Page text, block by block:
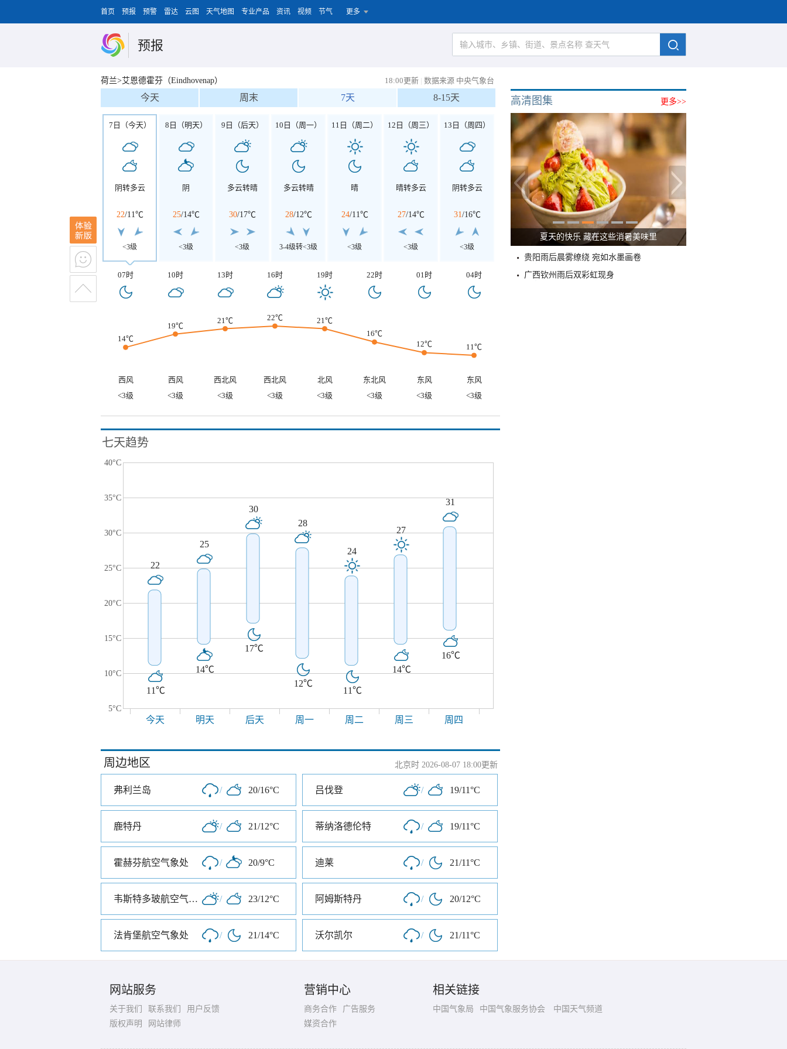
首页 预报 预警 雷达 云图 天气地图 专业产品 资讯 视频 节气 更多
预报
荷兰>艾恩德霍芬（Eindhovenap） 18:00更新 | 数据来源 中央气象台
今天 周末 7天 8-15天
7日（今天）
阴转多云
22/11℃
<3级
8日（明天）
阴
25/14℃
<3级
9日（后天）
多云转晴
30/17℃
<3级
10日（周一）
多云转晴
28/12℃
3-4级转<3级
11日（周二）
晴
24/11℃
<3级
12日（周三）
晴转多云
27/14℃
<3级
13日（周四）
阴转多云
31/16℃
<3级
07时 10时 13时 16时 19时 22时 01时 04时
14℃
19℃
21℃ 22℃
21℃
16℃
12℃
11℃
西风 西风 西北风 西北风 北风 东北风 东风
东风
<3级
<3级 <3级 <3级 <3级 <3级 <3级 <3级
七天趋势
40°C
35°C
30°C
25°C
20°C
15°C
10°C
5°C
22
11℃
25
14℃
30
17℃
28
12℃
24
11℃
27
14℃
31
16℃
今天 明天 后天 周一 周二 周三 周四
周边地区 北京时 2026-08-07 18:00更新
弗利兰岛 / 20/16°C 吕伐登 / 19/11°C
鹿特丹 / 21/12°C 蒂纳洛德伦特 / 19/11°C
霍赫芬航空气象处 / 20/9°C 迪莱 / 21/11°C
韦斯特多玻航空气象处 / 23/12°C 阿姆斯特丹 / 20/12°C
法肯堡航空气象处 / 21/14°C 沃尔凯尔 / 21/11°C
更多>>
高清图集
夏天的快乐 藏在这些消暑美味里
贵阳雨后晨雾缭绕 宛如水墨画卷
广西钦州雨后双彩虹现身
网站服务
关于我们 联系我们
用户反馈
版权声明
网站律师
营销中心
商务合作
广告服务
媒资合作
相关链接
中国气象局 中国气象服务协会 中国天气频道